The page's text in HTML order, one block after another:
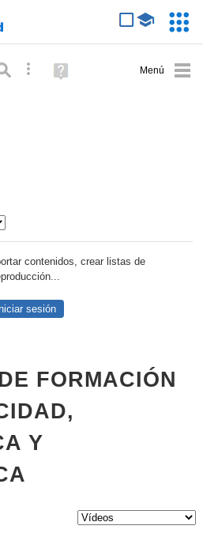
Búsqueda avanzada
Ayuda
(en
contenidos, crear listas de
Iniciar sesión
FORMACIÓN
Y